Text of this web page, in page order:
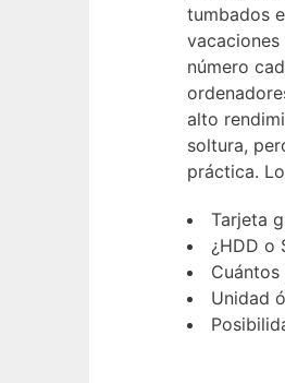
tumbados
vacaciones
número
alto
soltura,
práctica.
Tarjeta
¿HDD o
Unidad